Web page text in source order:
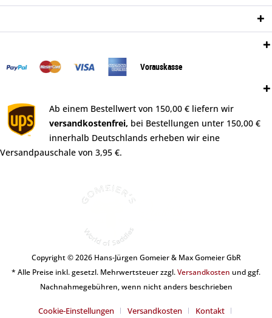
Vorauskasse
Ab einem Bestellwert von 150,00 € liefern wir
versandkostenfrei, bei Bestellungen unter 150,00 €
innerhalb Deutschlands erheben wir eine
Versandpauschale von 3,95 €.
Copyright © 2026 Hans-Jürgen Gomeier & Max Gomeier GbR
* Alle Preise inkl. gesetzl. Mehrwertsteuer zzgl.Versandkosten und ggf.
Nachnahmegebühren, wenn nicht anders beschrieben
Cookie-Einstellungen Versandkosten Kontakt